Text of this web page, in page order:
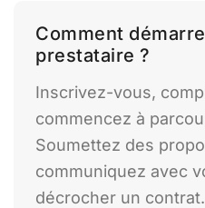
Comment
prestataire ?
Inscrivez-vous,
commencez à
Soumettez des
communiquez avec
décrocher un contrat.